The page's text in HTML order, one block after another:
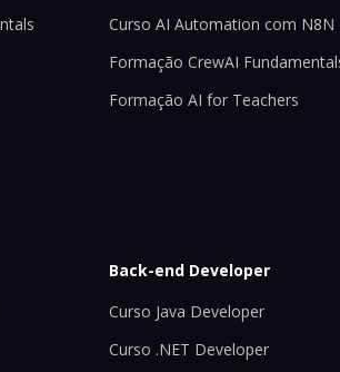
Curso AI Automation com N8N
Formação CrewAI
Formação AI for Teachers
Back-end Developer
Curso Java Developer
Curso .NET Developer